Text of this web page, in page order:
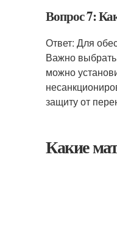
Вопрос 7:
Ответ: Для
Важно
можно
защиту от
Какие